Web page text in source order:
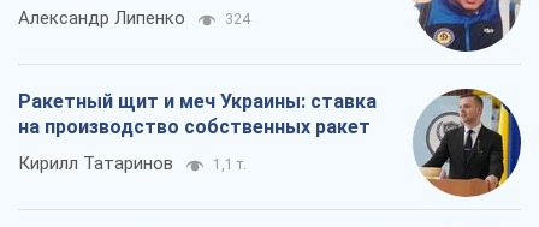
Александр Липенко 324
Ракетный щит и меч Украины: ставка
на производство собственных ракет
Кирилл Татаринов 1,1 т.